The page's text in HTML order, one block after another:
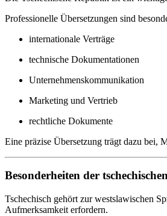
Professionelle Übersetzungen sind
internationale Verträge
technische Dokumentationen
Unternehmenskommunikation
Marketing und Vertrieb
rechtliche Dokumente
Eine präzise Übersetzung trägt dazu bei,
Besonderheiten der
Tschechisch gehört zur westslawischen
Aufmerksamkeit erfordern.